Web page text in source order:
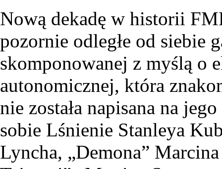
Nową dekadę w historii
pozornie odległe od
skomponowanej z myślą o
autonomicznej, która
nie została napisana na
sobie Lśnienie Stanleya
Lyncha, „Demona”